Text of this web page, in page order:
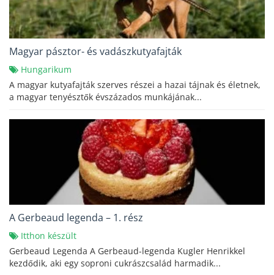
Magyar pásztor- és vadászkutyafajták
Hungarikum
A magyar kutyafajták szerves részei a hazai tájnak és életnek,
a magyar tenyésztők évszázados munkájának...
A Gerbeaud legenda – 1. rész
Itthon készült
Gerbeaud Legenda A Gerbeaud-legenda Kugler Henrikkel
kezdődik, aki egy soproni cukrászcsalád harmadik...